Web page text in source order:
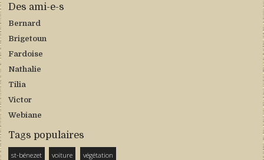
Des ami-e-s
Bernard
Brigetoun
Fardoise
Nathalie
Tilia
Victor
Webiane
Tags populaires
st-bénezet voiture végétation